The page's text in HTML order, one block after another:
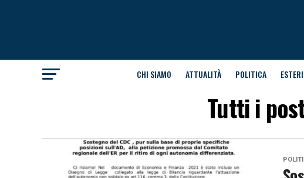
CHI SIAMO ATTUALITÀ POLITICA ESTERI
Tutti i